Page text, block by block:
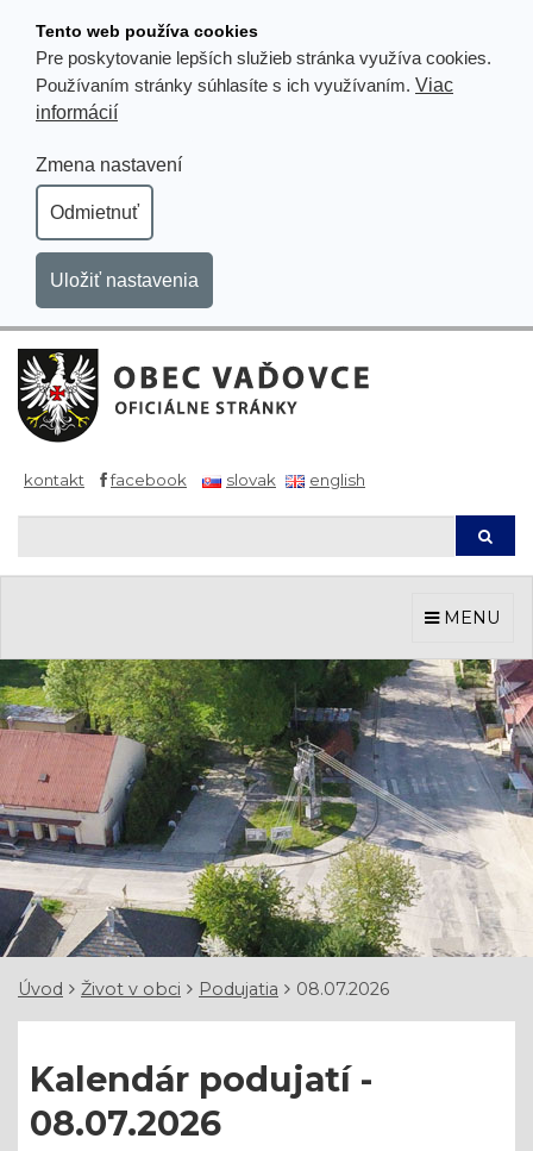
obsahu
Tento web používa cookies
Pre poskytovanie lepších služieb stránka využíva cookies.
Používaním stránky súhlasíte s ich využívaním. Viac
informácií
Zmena nastavení
Odmietnuť
Uložiť nastavenia
kontakt facebook slovak english
MENU
Úvod Život v obci Podujatia 08.07.2026
Kalendár podujatí -
08.07.2026